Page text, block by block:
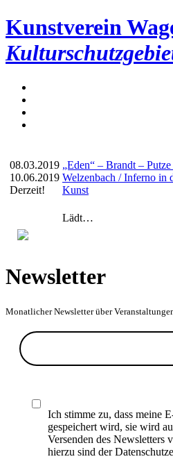
Kunstverein
08.03.2019
10.06.2019
Derzeit!
„Eden“ – Brandt –
Welzenbach / Inferno in
Kunst
Lädt…
Newsletter
Monatlicher Newsletter über
Ich stimme zu, dass meine
gespeichert wird, sie wird
Versenden des Newsletters
hierzu sind der